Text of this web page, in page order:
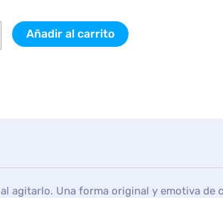
Añadir al carrito
agitarlo. Una forma original y emotiva de